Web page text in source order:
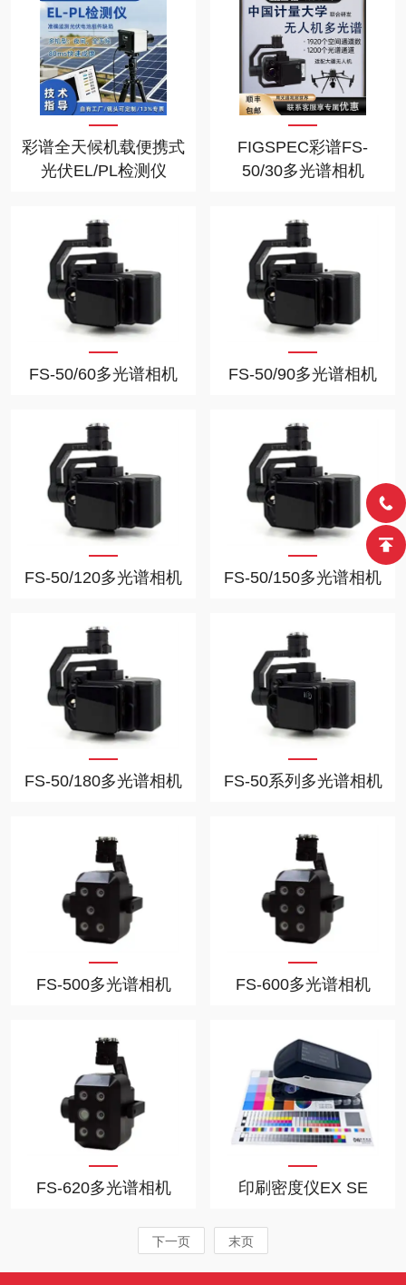
彩谱全天候机载便携式
光伏EL/PL检测仪
FIGSPEC彩谱FS-
50/30多光谱相机
FS-50/60多光谱相机 FS-50/90多光谱相机
FS-50/120多光谱相机 FS-50/150多光谱相机
FS-50/180多光谱相机 FS-50系列多光谱相机
FS-500多光谱相机 FS-600多光谱相机
FS-620多光谱相机 印刷密度仪EX SE
下一页 末页